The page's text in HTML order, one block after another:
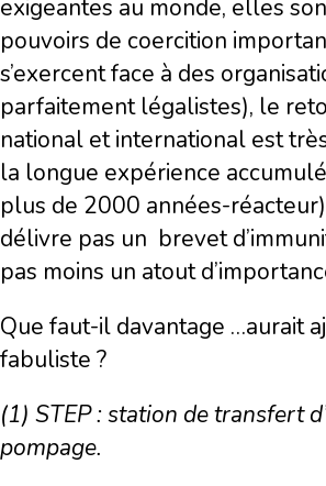
exigeantes au monde, elles
pouvoirs de coercition
s’exercent face à des
parfaitement légalistes), le
national et international est
la longue expérience
plus de 2000 années-
délivre pas un brevet
pas moins un atout
Que faut-il davantage …aurait
fabuliste ?
(1) STEP : station de transfert
pompage.